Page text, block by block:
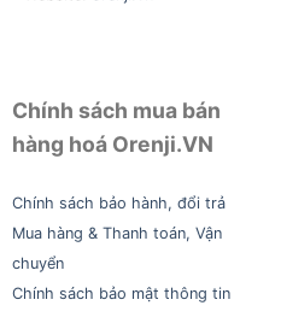
Chính sách mua bán
hàng hoá Orenji.VN
Chính sách bảo hành, đổi trả
Mua hàng & Thanh toán, Vận
chuyển
Chính sách bảo mật thông tin